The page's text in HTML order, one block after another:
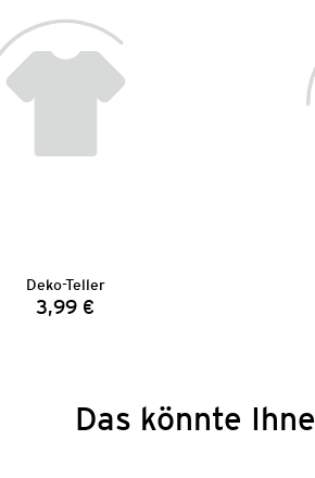
Deko-Teller
Preis:
3,99 €
Das könnte